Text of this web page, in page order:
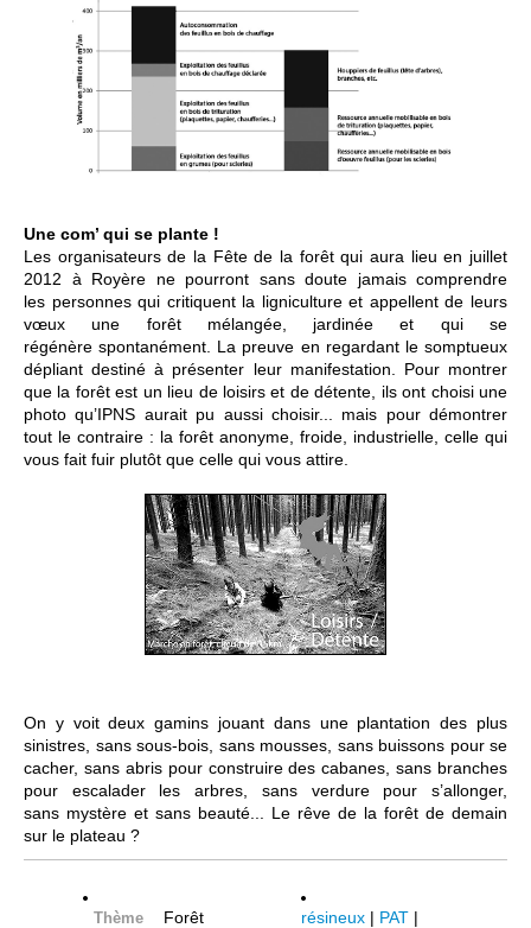
Une com’ qui se plante !
Les organisateurs de la Fête de la forêt qui aura lieu en juillet
2012 à Royère ne pourront sans doute jamais comprendre
les personnes qui critiquent la ligniculture et appellent de leurs
vœux une forêt mélangée, jardinée et qui se
régénère spontanément. La preuve en regardant le somptueux
dépliant destiné à présenter leur manifestation. Pour montrer
que la forêt est un lieu de loisirs et de détente, ils ont choisi une
photo qu’IPNS aurait pu aussi choisir... mais pour démontrer
tout le contraire : la forêt anonyme, froide, industrielle, celle qui
vous fait fuir plutôt que celle qui vous attire.
On y voit deux gamins jouant dans une plantation des plus
sinistres, sans sous-bois, sans mousses, sans buissons pour se
cacher, sans abris pour construire des cabanes, sans branches
pour escalader les arbres, sans verdure pour s’allonger,
sans mystère et sans beauté... Le rêve de la forêt de demain
sur le plateau ?
Thème Forêt résineux | PAT |